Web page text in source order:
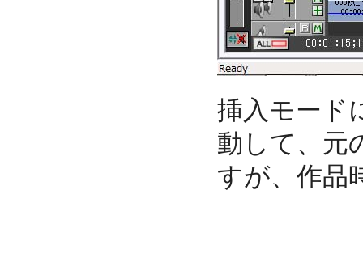
挿入モード
動して、元
すが、作品